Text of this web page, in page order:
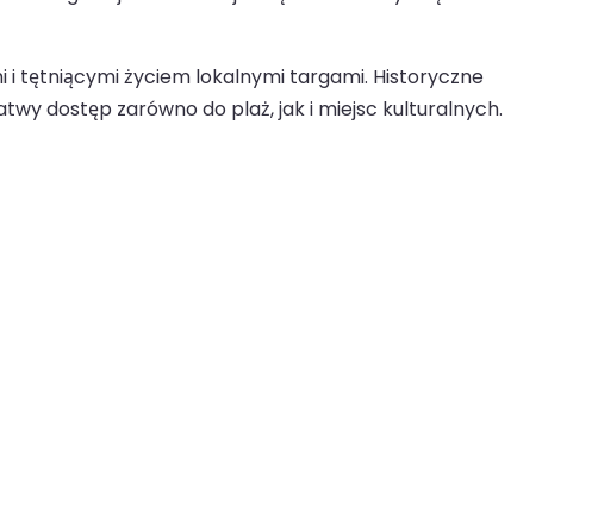
i tętniącymi życiem lokalnymi targami. Historyczne
dostęp zarówno do plaż, jak i miejsc kulturalnych.